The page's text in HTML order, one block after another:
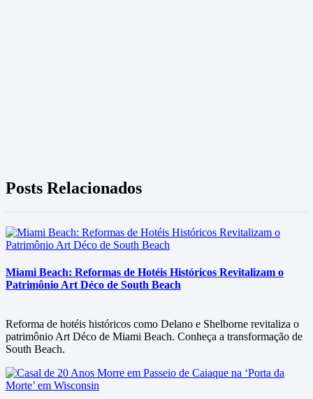
Posts Relacionados
Miami Beach: Reformas de Hotéis Históricos Revitalizam o
Patrimônio Art Déco de South Beach
Reforma de hotéis históricos como Delano e Shelborne revitaliza o
patrimônio Art Déco de Miami Beach. Conheça a transformação de
South Beach.